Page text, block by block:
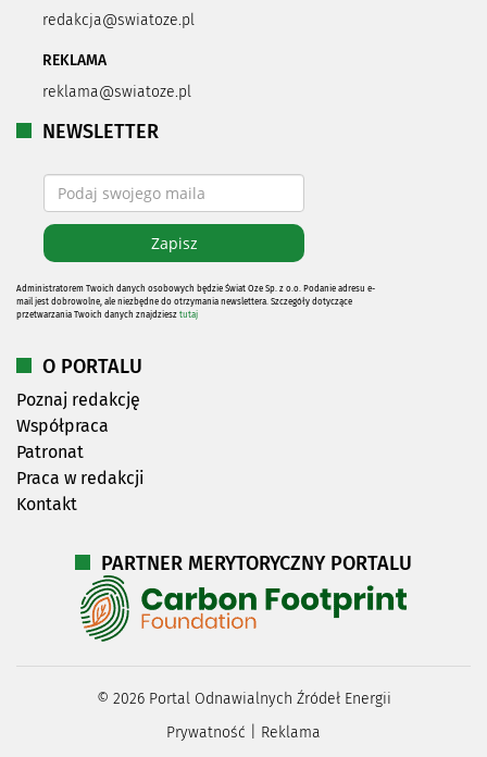
redakcja@swiatoze.pl
REKLAMA
reklama@swiatoze.pl
NEWSLETTER
Administratorem Twoich danych osobowych będzie Świat Oze Sp. z o.o. Podanie adresu e-
mail jest dobrowolne, ale niezbędne do otrzymania newslettera. Szczegóły dotyczące
przetwarzania Twoich danych znajdziesz tutaj
O PORTALU
Poznaj redakcję
Współpraca
Patronat
Praca w redakcji
Kontakt
PARTNER MERYTORYCZNY PORTALU
© 2026Portal Odnawialnych Źródeł Energii
Prywatność
Reklama